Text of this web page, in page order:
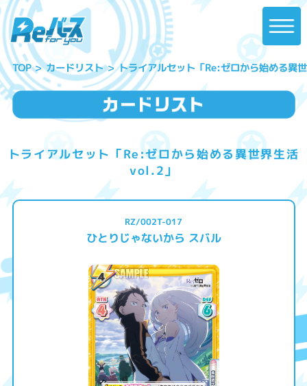
TOP カードリスト トライアルセット「Re:ゼロから始める異
トライアルセット「Re:ゼロから始める異世界生活
vol.2」
RZ/002T-017
ひとりじゃないから スバル